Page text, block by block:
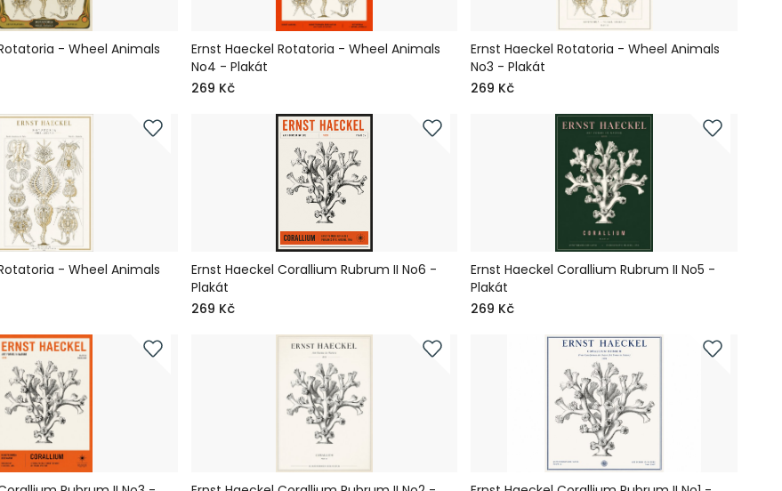
- Wheel Animals
Ernst Haeckel Rotatoria - Wheel Animals
No4 - Plakát
269 Kč
Ernst Haeckel Rotatoria - Wheel Animals
No3 - Plakát
269 Kč
- Wheel Animals
Ernst Haeckel Corallium Rubrum II No6 -
Plakát
269 Kč
Ernst Haeckel Corallium Rubrum II No5 -
Plakát
269 Kč